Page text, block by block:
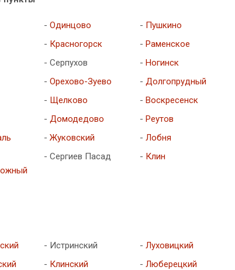
-Одинцово
- Красногорск
- Серпухов
-Орехово-Зуево
- Щелково
-Домодедово
-Жуковский
- Сергиев Пасад
- Пушкино
- Раменское
- Ногинск
- Долгопрудный
- Воскресенск
- Реутов
- Лобня
- Клин
- Истринский
- Клинский
- Луховицкий
- Люберецкий